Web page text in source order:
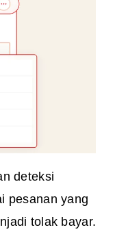
deteksi
pesanan yang
tolak bayar.